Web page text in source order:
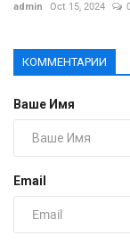
admin Oct 15, 2024
КОММЕНТАРИИ
Ваше Имя
Email